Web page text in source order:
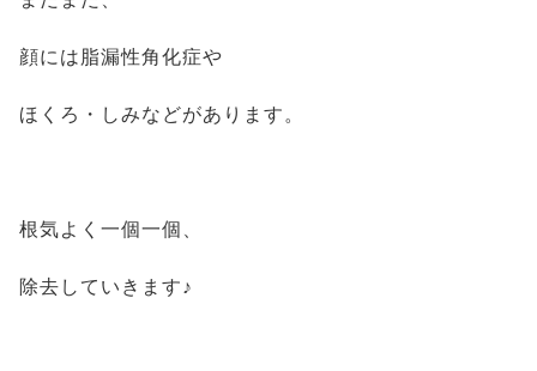
顔には脂漏性角化症や
ほくろ・しみなどがあります。
根気よく一個一個、
除去していきます♪